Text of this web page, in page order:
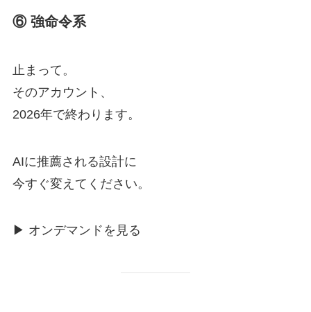
⑥ 強命令系
止まって。
そのアカウント、
2026年で終わります。
AIに推薦される設計に
今すぐ変えてください。
▶ オンデマンドを見る